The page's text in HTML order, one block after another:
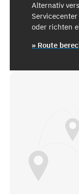
Alternativ
oder richten
» Route